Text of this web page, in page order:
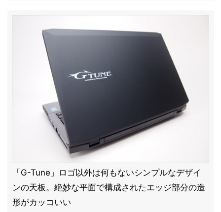
「G-Tune」ロゴ以外は何もないシンプルなデザイ
ンの天板。絶妙な平面で構成されたエッジ部分の造
形がカッコいい